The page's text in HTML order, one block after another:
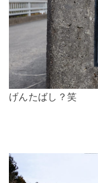
げんたばし？笑